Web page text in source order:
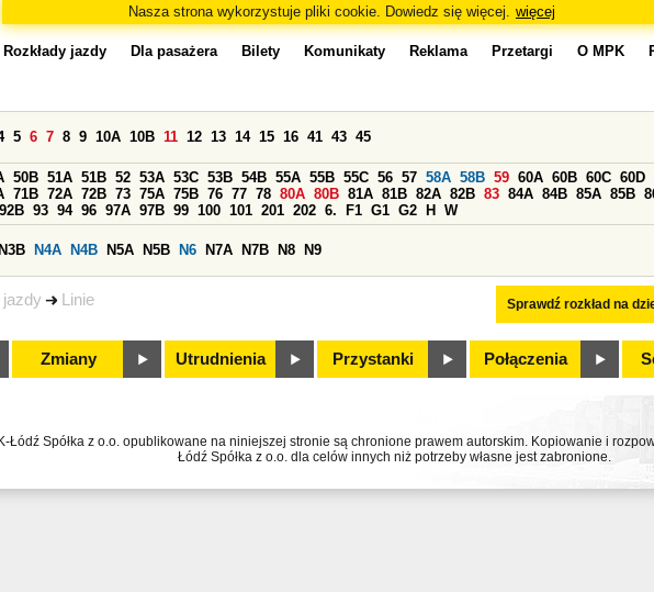
Nasza strona wykorzystuje pliki cookie. Dowiedz się więcej. więcej
jazdy Linie
Rozkłady jazdy Dla pasażera Bilety Komunikaty Reklama Przetargi O MPK
Sprawdź rozkład na
5 6 7 8 9 10A 10B 11 12 13 14 15 16 41 43 45
50B 51A 51B 52 53A 53C 53B 54B 55A 55B 55C 56 57 58A 58B 59 60A 60B 60C 60D
71B 72A 72B 73 75A 75B 76 77 78 80A 80B 81A 81B 82A 82B 83 84A 84B 85A 85B
92B 93 94 96 97A 97B 99 100 101 201 202 6. F1 G1 G2 H W
N3B N4A N4B N5A N5B N6 N7A N7B N8 N9
Zmiany Utrudnienia Przystanki Połączenia
Łódź Spółka z o.o. opublikowane na niniejszej stronie są chronione prawem autorskim. Kopiowanie i
Łódź Spółka z o.o. dla celów innych niż potrzeby własne jest zabronione.